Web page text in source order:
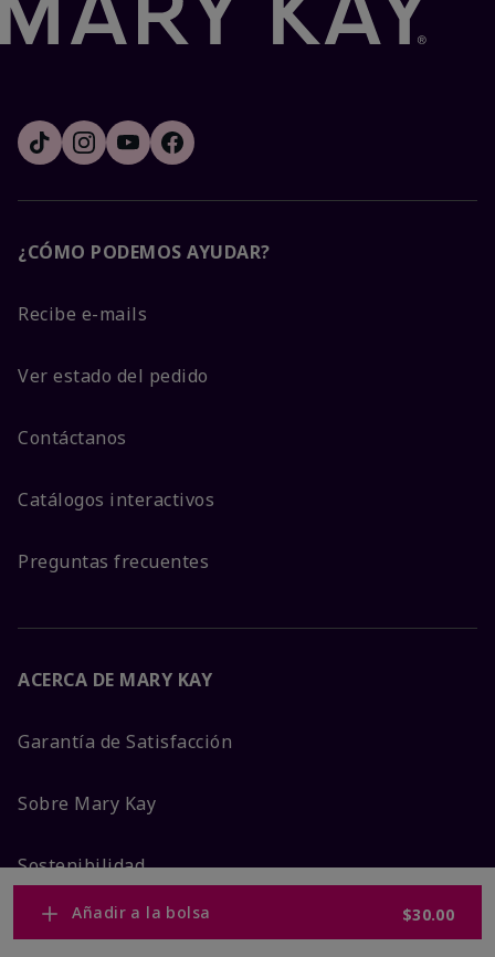
Añadir a la bolsa $30.00
¿CÓMO PODEMOS AYUDAR?
Recibe e-mails
Ver estado del pedido
Contáctanos
Catálogos interactivos
Preguntas frecuentes
ACERCA DE MARY KAY
Garantía de Satisfacción
Sobre Mary Kay
Sostenibilidad
Promesa De Producto